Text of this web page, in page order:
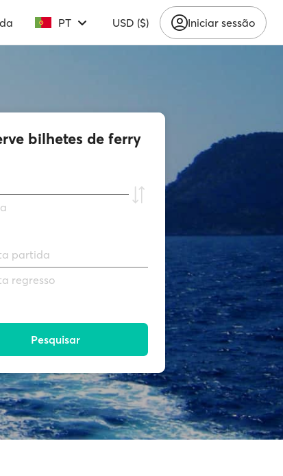
PT USD ($) Iniciar sessão
bilhetes de ferry
partida
regresso
Pesquisar